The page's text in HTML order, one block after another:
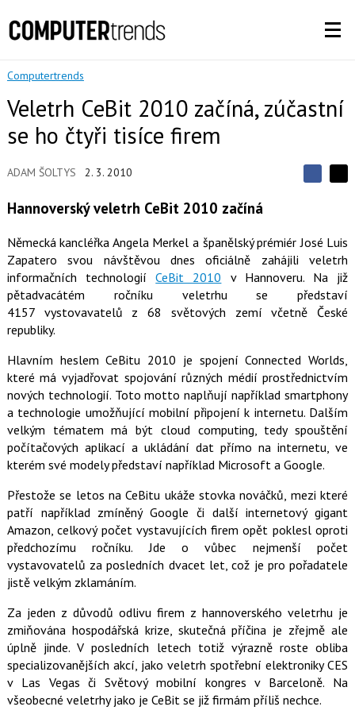
Computertrends
Veletrh CeBit 2010 začíná, zúčastní
se ho čtyři tisíce firem
ADAM ŠOLTYS 2. 3. 2010
S
l
e
t
S
j
t
e
n
a
o
o
u
j
t
n
a
í
X
Hannoverský veletrh CeBit 2010 začíná
Německá kancléřka Angela Merkel a španělský prémiér José Luis
Zapatero svou návštěvou dnes oficiálně zahájili veletrh
informačních technologiíCeBit 2010 v Hannoveru. Na již
pětadvacátém ročníku veletrhu se představí
4157 vystovavatelů z 68 světových zemí včetně České
republiky.
Hlavním heslem CeBitu 2010 je spojení Connected Worlds,
které má vyjadřovat spojování různých médií prostřednictvím
nových technologií. Toto motto naplňují například smartphony
a technologie umožňující mobilní připojení k internetu. Dalším
velkým tématem má být cloud computing, tedy spouštění
počítačových aplikací a ukládání dat přímo na internetu, ve
kterém své modely představí například Microsoft a Google.
Přestože se letos na CeBitu ukáže stovka nováčků, mezi které
patří například zmíněný Google či další internetový gigant
Amazon, celkový počet vystavujících firem opět poklesl oproti
předchozímu ročníku. Jde o vůbec nejmenší počet
vystavovatelů za posledních dvacet let, což je pro pořadatele
jistě velkým zklamáním.
Za jeden z důvodů odlivu firem z hannoverského veletrhu je
zmiňována hospodářská krize, skutečná příčina je zřejmě ale
úplně jinde. V posledních letech totiž výrazně roste obliba
specializovanějších akcí, jako veletrh spotřební elektroniky CES
v Las Vegas či Světový mobilní kongres v Barceloně. Na
všeobecné veletrhy jako je CeBit se již firmám příliš nechce.